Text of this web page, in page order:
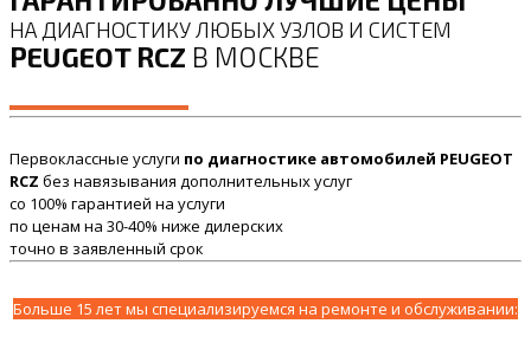
НА ДИАГНОСТИКУ ЛЮБЫХ УЗЛОВ И СИСТЕМ
PEUGEOT RCZ В МОСКВЕ
Первоклассные услуги по диагностике автомобилей PEUGEOT
RCZ без навязывания дополнительных услуг
со 100% гарантией на услуги
по ценам на 30-40% ниже дилерских
точно в заявленный срок
Больше 15 лет мы специализируемся на ремонте и обслуживании: